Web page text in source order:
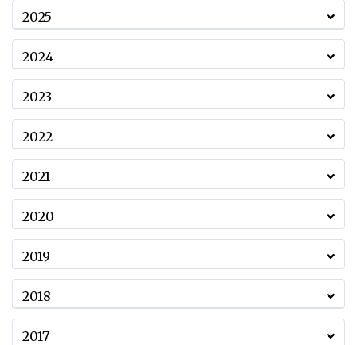
2025
2024
2023
2022
2021
2020
2019
2018
2017